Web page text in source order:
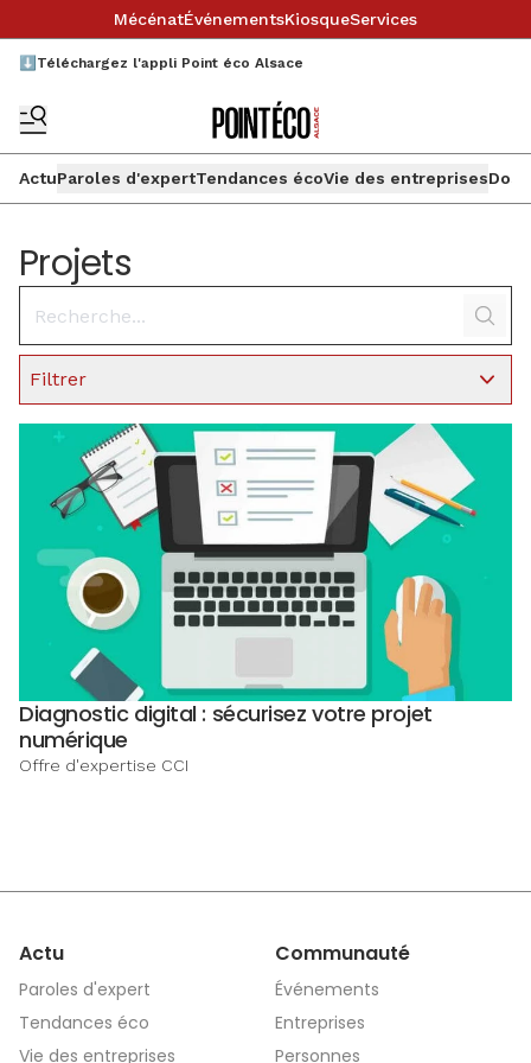
MécénatÉvénementsKiosqueServices
⬇️Téléchargez l'appli Point éco Alsace
ActuParoles d'expertTendances écoVie des entreprises
Projets
Filtrer
Diagnostic digital : sécurisez votre projet
numérique
Offre d'expertise CCI
Actu
Paroles d'expert
Tendances éco
Vie des entreprises
Communauté
Événements
Entreprises
Personnes